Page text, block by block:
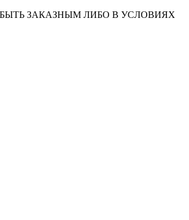
ЗАКАЗНЫМ ЛИБО В УСЛОВИЯХ